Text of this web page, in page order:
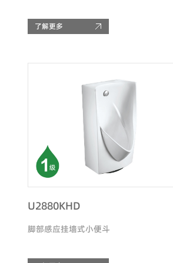
了解更多
U2880KHD
脚部感应挂墙式小便斗